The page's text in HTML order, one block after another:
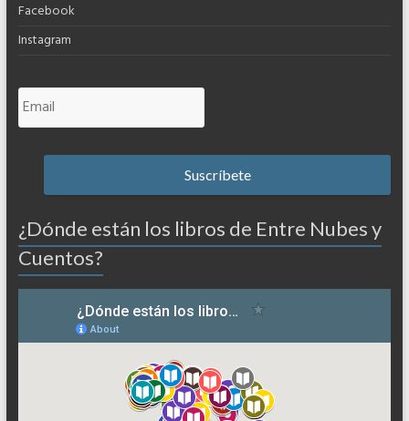
Facebook
Instagram
¿Dónde están los libros de Entre Nubes y
Cuentos?